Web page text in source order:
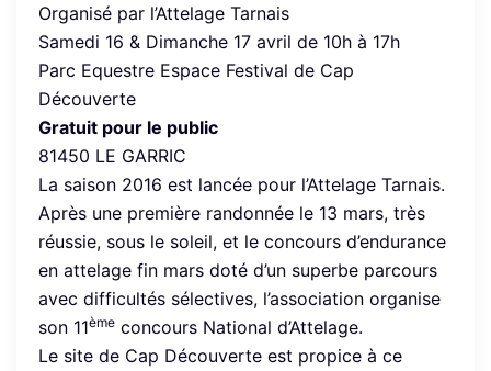
Organisé par l’Attelage Tarnais
Samedi 16 & Dimanche 17 avril de 10h à 17h
Parc Equestre Espace Festival de Cap
Découverte
Gratuit pour le public
81450 LE GARRIC
La saison 2016 est lancée pour l’Attelage Tarnais.
Après une première randonnée le 13 mars, très
réussie, sous le soleil, et le concours d’endurance
en attelage fin mars doté d’un superbe parcours
avec difficultés sélectives, l’association organise
son 11ème concours National d’Attelage.
Le site de Cap Découverte est propice à ce